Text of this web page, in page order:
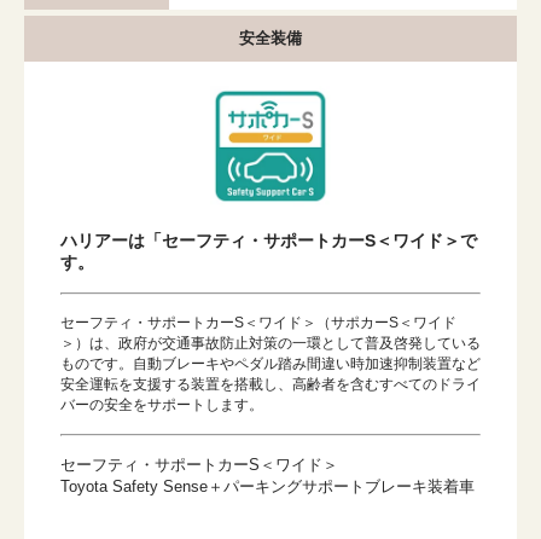
安全装備
ハリアーは「セーフティ・サポートカーS＜ワイド＞で
す。
セーフティ・サポートカーS＜ワイド＞（サポカーS＜ワイド
＞）は、政府が交通事故防止対策の一環として普及啓発している
ものです。自動ブレーキやペダル踏み間違い時加速抑制装置など
安全運転を支援する装置を搭載し、高齢者を含むすべてのドライ
バーの安全をサポートします。
セーフティ・サポートカーS＜ワイド＞
Toyota Safety Sense＋パーキングサポートブレーキ装着車